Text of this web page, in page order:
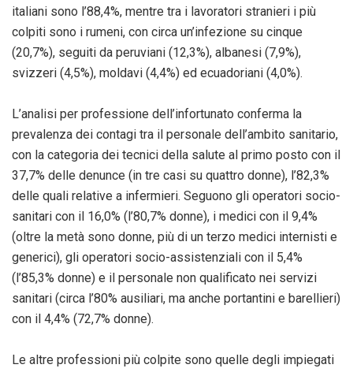
italiani sono l’88,4%, mentre tra i lavoratori stranieri i più
colpiti sono i rumeni, con circa un’infezione su cinque
(20,7%), seguiti da peruviani (12,3%), albanesi (7,9%),
svizzeri (4,5%), moldavi (4,4%) ed ecuadoriani (4,0%).
L’analisi per professione dell’infortunato conferma la
prevalenza dei contagi tra il personale dell’ambito sanitario,
con la categoria dei tecnici della salute al primo posto con il
37,7% delle denunce (in tre casi su quattro donne), l’82,3%
delle quali relative a infermieri. Seguono gli operatori socio-
sanitari con il 16,0% (l’80,7% donne), i medici con il 9,4%
(oltre la metà sono donne, più di un terzo medici internisti e
generici), gli operatori socio-assistenziali con il 5,4%
(l’85,3% donne) e il personale non qualificato nei servizi
sanitari (circa l’80% ausiliari, ma anche portantini e barellieri)
con il 4,4% (72,7% donne).
Le altre professioni più colpite sono quelle degli impiegati